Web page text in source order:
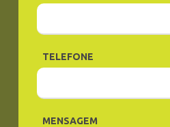
TELEFONE
MENSAGEM